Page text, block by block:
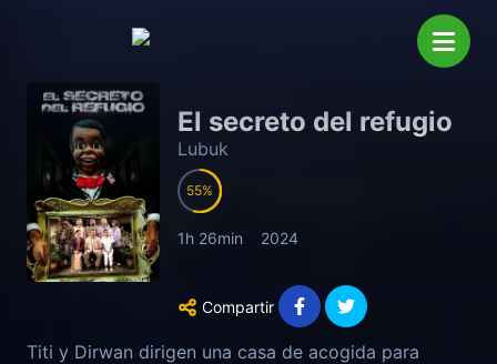
El secreto del refugio
Lubuk
55
1h 26min 2024
Compartir
Titi y Dirwan dirigen una casa de acogida para